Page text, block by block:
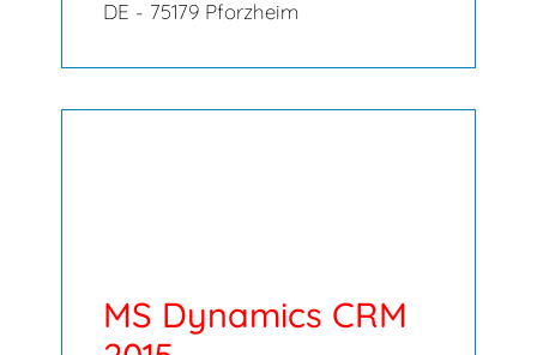
DE - 75179 Pforzheim
MS Dynamics CRM